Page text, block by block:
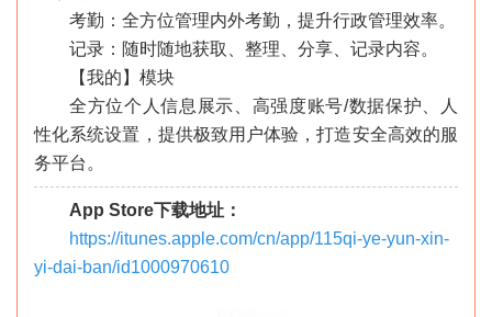
考勤：全方位管理内外考勤，提升行政管理效率。
记录：随时随地获取、整理、分享、记录内容。
【我的】模块
全方位个人信息展示、高强度账号/数据保护、人
性化系统设置，提供极致用户体验，打造安全高效的服
务平台。
App Store下载地址：
https://itunes.apple.com/cn/app/115qi-ye-yun-xin-
yi-dai-ban/id1000970610